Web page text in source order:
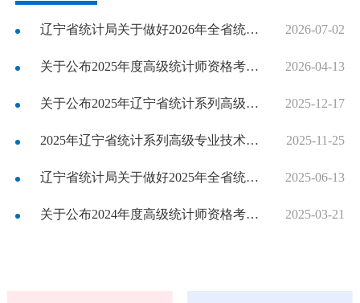
辽宁省统计局关于做好2026年全省统计系列高级专业技术资格评审工作的通知 2026-07-02
关于公布2025年度高级统计师资格考试省级合格标准的通知 2026-04-13
关于公布2025年辽宁省统计系列高级专业技术资格评审通过人员名单的通知 2025-12-17
2025年辽宁省统计系列高级专业技术资格评审通过人员名单公示 2025-11-25
辽宁省统计局关于做好2025年全省统计系列高级专业技术资格评审工作的通知 2025-06-13
关于公布2024年度高级统计师资格考试省级合格标准的通知 2025-03-21